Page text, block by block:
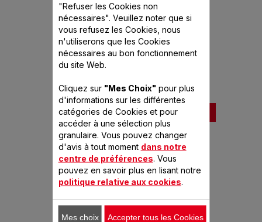
PANIER VAPEUR US-992290
Disponible.
3,99 €
Ajouter au panier
"Refuser les Cookies non
nécessaires". Veuillez noter que si
vous refusez les Cookies, nous
n'utiliserons que les Cookies
nécessaires au bon fonctionnement
du site Web.
Cliquez sur "Mes Choix" pour plus
d'informations sur les différentes
catégories de Cookies et pour
accéder à une sélection plus
granulaire. Vous pouvez changer
d'avis à tout moment dans notre
centre de préférences . Vous
pouvez en savoir plus en lisant notre
politique relative aux cookies
Mes choix Accepter tous les Cookies